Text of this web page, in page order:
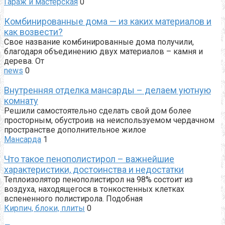
Комбинированные дома — из каких материалов и
как возвести?
Свое название комбинированные дома получили,
благодаря объединению двух материалов – камня и
дерева. От
news 0
Внутренняя отделка мансарды – делаем уютную
комнату
Решили самостоятельно сделать свой дом более
просторным, обустроив на неиспользуемом чердачном
пространстве дополнительное жилое
Мансарда 1
Что такое пенополистирол – важнейшие
характеристики, достоинства и недостатки
Теплоизолятор пенополистирол на 98% состоит из
воздуха, находящегося в тонкостенных клетках
вспененного полистирола. Подобная
Кирпич, блоки, плиты 0